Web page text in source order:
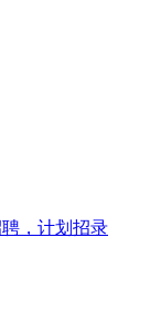
，计划招录